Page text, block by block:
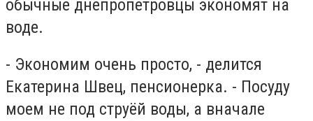
обычные днепропетровцы экономят на
воде.
- Экономим очень просто, - делится
Екатерина Швец, пенсионерка. - Посуду
моем не под струёй воды, а вначале